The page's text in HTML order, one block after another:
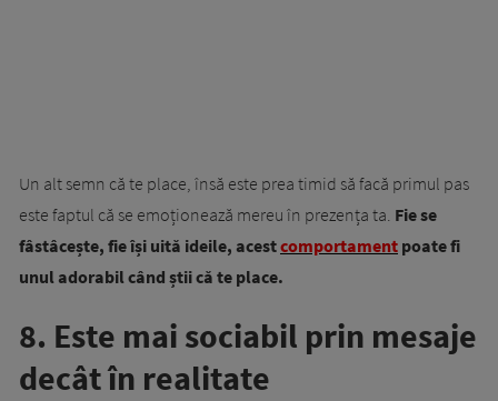
Un alt semn că te place, însă este prea timid să facă primul pas
este faptul că se emoționează mereu în prezența ta. Fie se
fâstâcește, fie își uită ideile, acestcomportament poate fi
unul adorabil când știi că te place.
8. Este mai sociabil prin mesaje
decât în realitate